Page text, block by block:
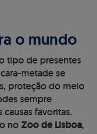
o mundo
tipo de presentes
metade se
proteção do meio
sempre
favoritas.
noZoo de Lisboa,